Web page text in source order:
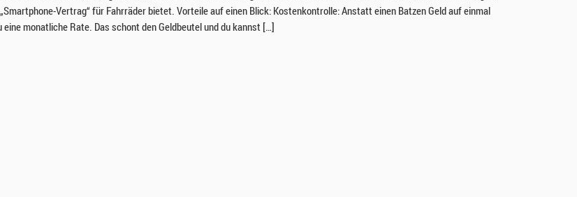
Vertrag“ für Fahrräder bietet. Vorteile auf einen Blick: Kostenkontrolle: Anstatt einen Batzen Geld auf einmal
eine monatliche Rate. Das schont den Geldbeutel und du kannst […]